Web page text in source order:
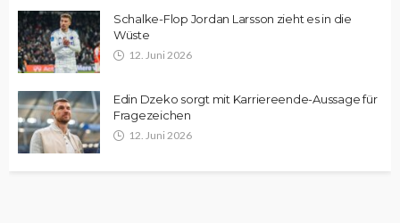
Schalke-Flop Jordan Larsson zieht es in die
Wüste
12. Juni 2026
Edin Dzeko sorgt mit Karriereende-Aussage für
Fragezeichen
12. Juni 2026